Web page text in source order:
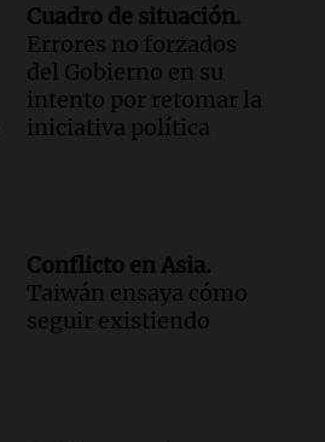
Cuadro de situación.
Errores no forzados
del Gobierno en su
intento por retomar la
iniciativa política
Conflicto en Asia.
Taiwán ensaya cómo
seguir existiendo